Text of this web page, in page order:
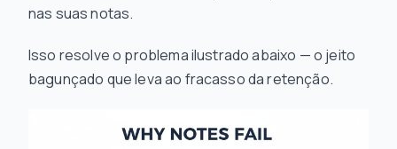
nas suas notas.
Isso resolve o problema ilustrado abaixo — o jeito
bagunçado que leva ao fracasso da retenção.